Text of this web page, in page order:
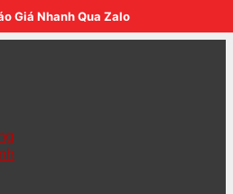
Giá Nhanh Qua Zalo